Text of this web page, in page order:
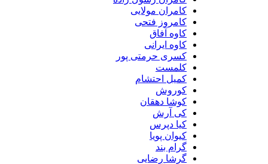
کامران مولایی
کامروز فتحی
کاوه آفاق
کاوه ایرانی
کسری حرمتی پور
کلمست
کمیل احتشام
کوروش
کوشا دهقان
کی آرش
کیا دپرس
کیوان پویا
گرام بند
گرشا رضایی